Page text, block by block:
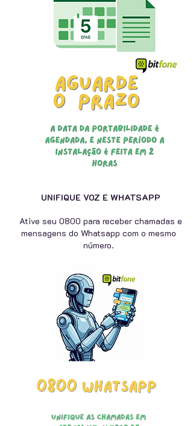
UNIFIQUE VOZ E WHATSAPP
Ative seu 0800 para receber chamadas e
mensagens do Whatsapp com o mesmo
número.